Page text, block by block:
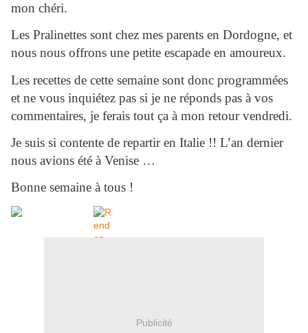
mon chéri.
Les Pralinettes sont chez mes parents en Dordogne, et
nous nous offrons une petite escapade en amoureux.
Les recettes de cette semaine sont donc programmées
et ne vous inquiétez pas si je ne réponds pas à vos
commentaires, je ferais tout ça à mon retour vendredi.
Je suis si contente de repartir en Italie !! L’an dernier
nous avions été à Venise …
Bonne semaine à tous !
Publicité